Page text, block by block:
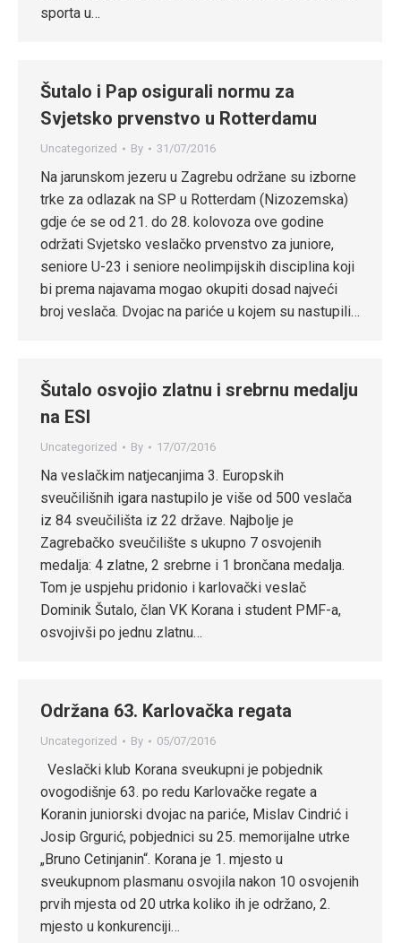
sporta u…
Šutalo i Pap osigurali normu za
Svjetsko prvenstvo u Rotterdamu
Uncategorized By 31/07/2016
Na jarunskom jezeru u Zagrebu održane su izborne
trke za odlazak na SP u Rotterdam (Nizozemska)
gdje će se od 21. do 28. kolovoza ove godine
održati Svjetsko veslačko prvenstvo za juniore,
seniore U-23 i seniore neolimpijskih disciplina koji
bi prema najavama mogao okupiti dosad najveći
broj veslača. Dvojac na pariće u kojem su nastupili…
Šutalo osvojio zlatnu i srebrnu medalju
na ESI
Uncategorized By 17/07/2016
Na veslačkim natjecanjima 3. Europskih
sveučilišnih igara nastupilo je više od 500 veslača
iz 84 sveučilišta iz 22 države. Najbolje je
Zagrebačko sveučilište s ukupno 7 osvojenih
medalja: 4 zlatne, 2 srebrne i 1 brončana medalja.
Tom je uspjehu pridonio i karlovački veslač
Dominik Šutalo, član VK Korana i student PMF-a,
osvojivši po jednu zlatnu…
Održana 63. Karlovačka regata
Uncategorized By 05/07/2016
Veslački klub Korana sveukupni je pobjednik
ovogodišnje 63. po redu Karlovačke regate a
Koranin juniorski dvojac na pariće, Mislav Cindrić i
Josip Grgurić, pobjednici su 25. memorijalne utrke
„Bruno Cetinjanin“. Korana je 1. mjesto u
sveukupnom plasmanu osvojila nakon 10 osvojenih
prvih mjesta od 20 utrka koliko ih je održano, 2.
mjesto u konkurenciji…